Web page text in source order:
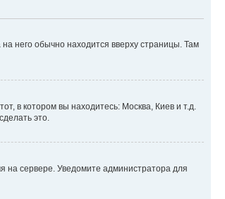
на него обычно находится вверху страницы. Там
в котором вы находитесь: Москва, Киев и т.д.
это.
на сервере. Уведомите администратора для